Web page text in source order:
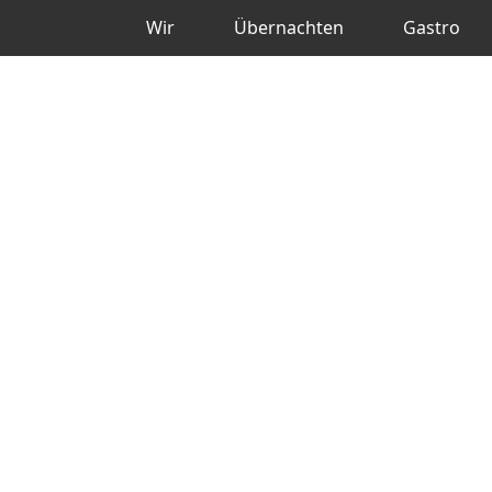
Wir Übernachten Gastro